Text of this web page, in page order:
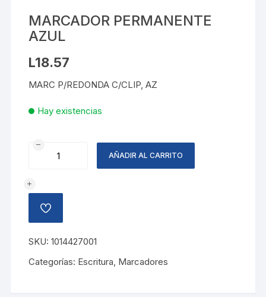
MARCADOR PERMANENTE
AZUL
L18.57
MARC P/REDONDA C/CLIP, AZ
Hay existencias
MARCADOR
PERMANENTE
cantidad
AÑADIR AL CARRITO
AÑADIR
A
LISTA
DE
DESEOS
SKU:1014427001
Categorías: Escritura, Marcadores